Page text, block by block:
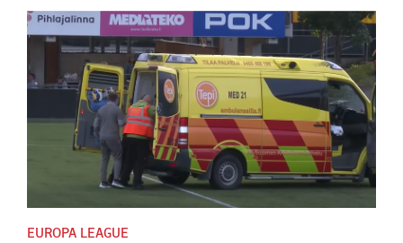
EUROPA LEAGUE